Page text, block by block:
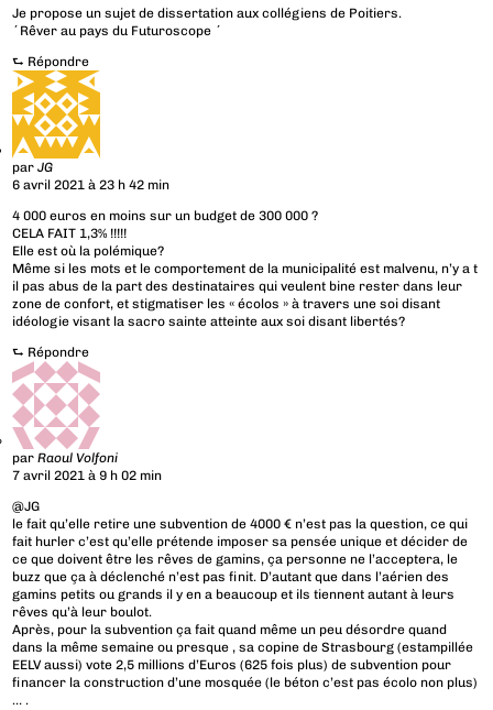
Je propose un sujet de dissertation aux collégiens de Poitiers.
´Rêver au pays du Futuroscope ´
⮑ Répondre
parJG
6 avril 2021 à 23 h 42 min
4 000 euros en moins sur un budget de 300 000 ?
CELA FAIT 1,3% !!!!!
Elle est où la polémique?
Même si les mots et le comportement de la municipalité est malvenu, n’y a t
il pas abus de la part des destinataires qui veulent bine rester dans leur
zone de confort, et stigmatiser les « écolos » à travers une soi disant
idéologie visant la sacro sainte atteinte aux soi disant libertés?
⮑ Répondre
parRaoul Volfoni
7 avril 2021 à 9 h 02 min
@JG
le fait qu’elle retire une subvention de 4000 € n’est pas la question, ce qui
fait hurler c’est qu’elle prétende imposer sa pensée unique et décider de
ce que doivent être les rêves de gamins, ça personne ne l’acceptera, le
buzz que ça à déclenché n’est pas finit. D’autant que dans l’aérien des
gamins petits ou grands il y en a beaucoup et ils tiennent autant à leurs
rêves qu’à leur boulot.
Après, pour la subvention ça fait quand même un peu désordre quand
dans la même semaine ou presque , sa copine de Strasbourg (estampillée
EELV aussi) vote 2,5 millions d’Euros (625 fois plus) de subvention pour
financer la construction d’une mosquée (le béton c’est pas écolo non plus)
… .